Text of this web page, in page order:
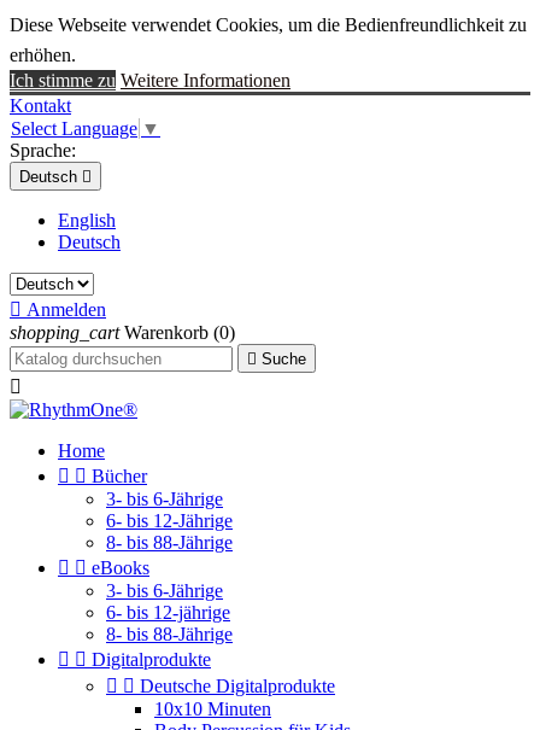
Diese Webseite verwendet Cookies, um die Bedienfreundlichkeit zu
erhöhen.
Ich stimme zu Weitere Informationen
Kontakt
Select Language ▼
Sprache:
Deutsch 
English
Deutsch
 Anmelden
shopping_cart Warenkorb (0)
 Suche

Home
  Bücher
3- bis 6-Jährige
6- bis 12-Jährige
8- bis 88-Jährige
  eBooks
3- bis 6-Jährige
6- bis 12-jährige
8- bis 88-Jährige
  Digitalprodukte
  Deutsche Digitalprodukte
10x10 Minuten